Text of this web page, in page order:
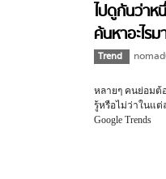
ไปดูกันว่า
ค้นหาอะไร
Trend
หลายๆ คนย่อมต้
รู้หรือไม่ว่าในแต่
Google Trends